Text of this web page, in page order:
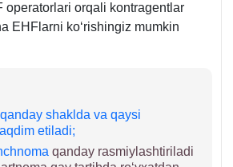
operatorlari orqali kontragentlar
EHFlarni koʻrishingiz mumkin
shaklda va qaysi
etiladi;
qanday rasmiylashtiriladi